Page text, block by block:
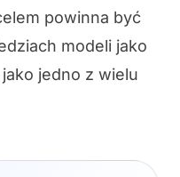
powinna być
modeli jako
jedno z wielu